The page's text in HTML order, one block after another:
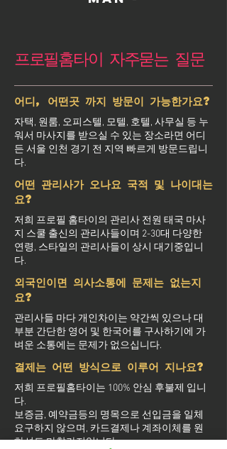
프로필홈타이 자주묻는 질문
어디, 어떤곳 까지 방문이 가능한가요?
자택, 원룸, 오피스텔, 모텔, 호텔, 사무실 등 누
워서 마사지를 받으실 수 있는 장소라면 어디
든 서울 인천 경기 전 지역 빠르게 방문드립니
다.
어떤 관리사가 오나요 국적 및 나이대는
요?
저희 프로필 홈타이의 관리사 전원 태국 마사
지 스쿨 출신의 관리사들이며 2-30대 다양한
연령, 스타일의 관리사들이 상시 대기중입니
다.
외국인이면 의사소통에 문제는 없는지
요?
관리사들 마다 개인차이는 약간씩 있으나 대
부분 간단한 영어 및 한국어를 구사하기에 가
벼운 소통에는 문제가 없으십니다.
결제는 어떤 방식으로 이루어 지나요?
저희 프로필홈타이는 100% 안심 후불제 입니
다.
보증금, 예약금등의 명목으로 선입금을 일체
요구하지 않으며, 카드결제나 계좌이체를 원
하셔도 마찮가지입니다.